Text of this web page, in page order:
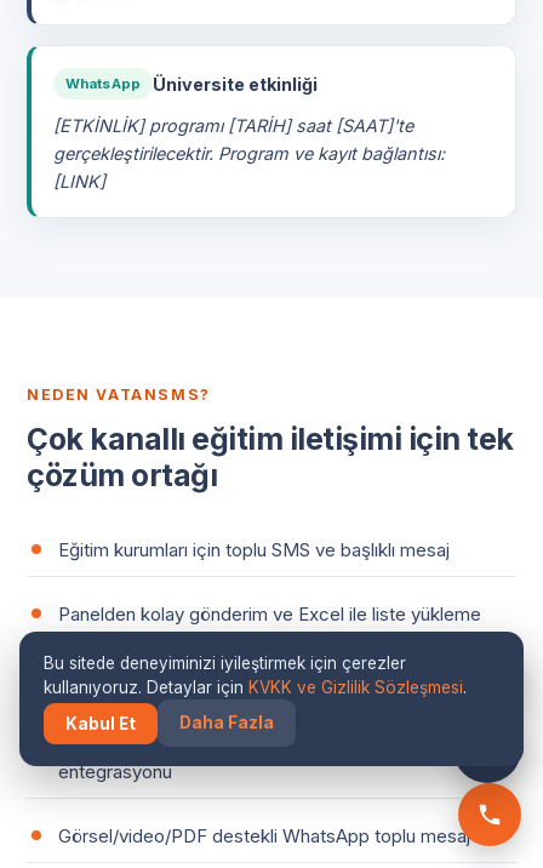
WhatsApp Üniversite etkinliği
[ETKİNLİK] programı [TARİH] saat [SAAT]'te
gerçekleştirilecektir. Program ve kayıt bağlantısı:
[LINK]
NEDEN VATANSMS?
Çok kanallı eğitim iletişimi için tek
çözüm ortağı
Eğitim kurumları için toplu SMS ve başlıklı mesaj
Panelden kolay gönderim ve Excel ile liste yükleme
İleri tarihli planlama ve gönderim raporları
Başvuru, OTP, sınav, ödeme için SMS API
entegrasyonu
Görsel/video/PDF destekli WhatsApp toplu mesaj
Bu sitede deneyiminizi iyileştirmek için çerezler
kullanıyoruz. Detaylar için KVKK ve Gizlilik Sözleşmesi.
Kabul Et
Daha Fazla